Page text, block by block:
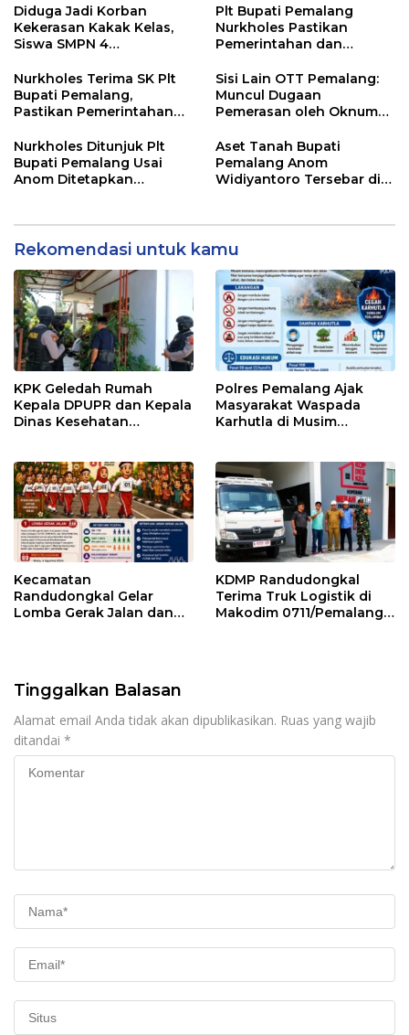
HUT RI ke-81
Desa
Diduga Jadi Korban
Kekerasan Kakak Kelas,
Siswa SMPN 4
Dunia
Plt Bupati Pemalang
Nurkholes Pastikan
Pemerintahan dan
Berjalan
Nurkholes Terima SK Plt
Bupati Pemalang,
Pastikan Pemerintahan
Sisi Lain OTT Pemalang:
Muncul Dugaan
Pemerasan oleh Oknum
Nurkholes Ditunjuk Plt
Bupati Pemalang Usai
Anom Ditetapkan
Aset Tanah Bupati
Pemalang Anom
Widiyantoro Tersebar di
Rekomendasi untuk kamu
KPK Geledah Rumah
Kepala DPUPR dan Kepala
Dinas Kesehatan
Polres Pemalang Ajak
Masyarakat Waspada
Karhutla di Musim
Kecamatan
Randudongkal Gelar
Lomba Gerak Jalan dan
KDMP Randudongkal
Terima Truk Logistik di
Makodim 0711/Pemalang
Tinggalkan Balasan
Alamat email Anda tidak akan dipublikasikan. Ruas yang wajib
ditandai *